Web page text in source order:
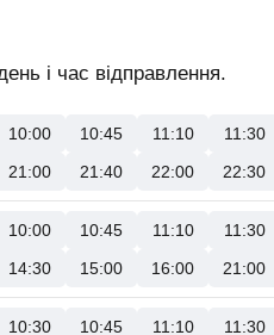
і час відправлення.
10:00 10:45 11:10 11:30
21:00 21:40 22:00 22:30
10:00 10:45 11:10 11:30
14:30 15:00 16:00 21:00
10:30 10:45 11:10 11:30